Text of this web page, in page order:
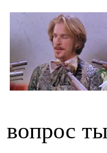
вопрос